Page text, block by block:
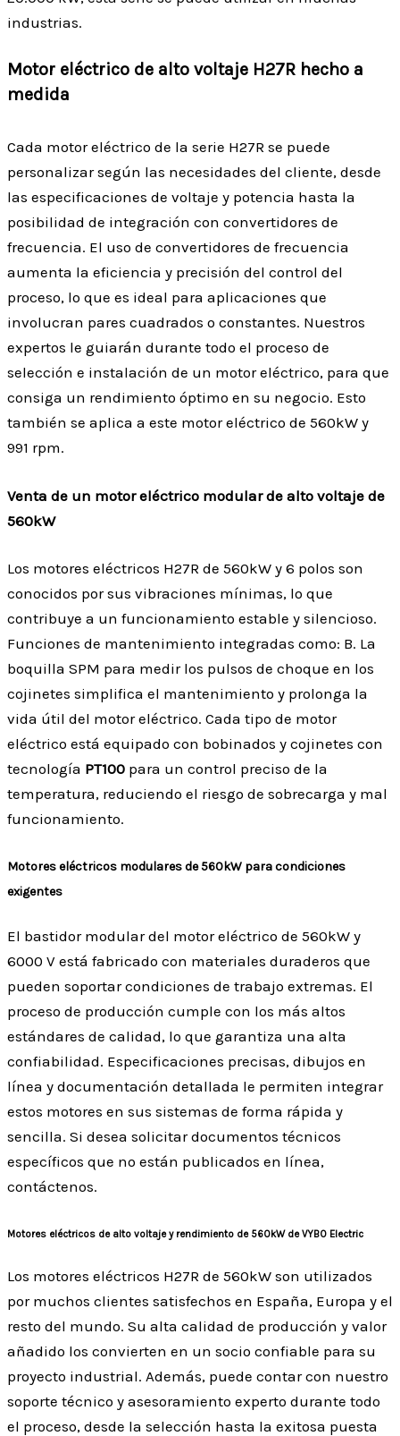
industrias.
Motor eléctrico de alto voltaje H27R hecho a
medida
Cada motor eléctrico de la serie H27R se puede
personalizar según las necesidades del cliente, desde
las especificaciones de voltaje y potencia hasta la
posibilidad de integración con convertidores de
frecuencia. El uso de convertidores de frecuencia
aumenta la eficiencia y precisión del control del
proceso, lo que es ideal para aplicaciones que
involucran pares cuadrados o constantes. Nuestros
expertos le guiarán durante todo el proceso de
selección e instalación de un motor eléctrico, para que
consiga un rendimiento óptimo en su negocio. Esto
también se aplica a este motor eléctrico de 560kW y
991 rpm.
Venta de un motor eléctrico modular de alto voltaje de
560kW
Los motores eléctricos H27R de 560kW y 6 polos son
conocidos por sus vibraciones mínimas, lo que
contribuye a un funcionamiento estable y silencioso.
Funciones de mantenimiento integradas como: B. La
boquilla SPM para medir los pulsos de choque en los
cojinetes simplifica el mantenimiento y prolonga la
vida útil del motor eléctrico. Cada tipo de motor
eléctrico está equipado con bobinados y cojinetes con
tecnología PT100 para un control preciso de la
temperatura, reduciendo el riesgo de sobrecarga y mal
funcionamiento.
Motores eléctricos modulares de 560kW para condiciones
exigentes
El bastidor modular del motor eléctrico de 560kW y
6000 V está fabricado con materiales duraderos que
pueden soportar condiciones de trabajo extremas. El
proceso de producción cumple con los más altos
estándares de calidad, lo que garantiza una alta
confiabilidad. Especificaciones precisas, dibujos en
línea y documentación detallada le permiten integrar
estos motores en sus sistemas de forma rápida y
sencilla. Si desea solicitar documentos técnicos
específicos que no están publicados en línea,
contáctenos.
Motores eléctricos de alto voltaje y rendimiento de 560kW de VYBO Electric
Los motores eléctricos H27R de 560kW son utilizados
por muchos clientes satisfechos en España, Europa y el
resto del mundo. Su alta calidad de producción y valor
añadido los convierten en un socio confiable para su
proyecto industrial. Además, puede contar con nuestro
soporte técnico y asesoramiento experto durante todo
el proceso, desde la selección hasta la exitosa puesta